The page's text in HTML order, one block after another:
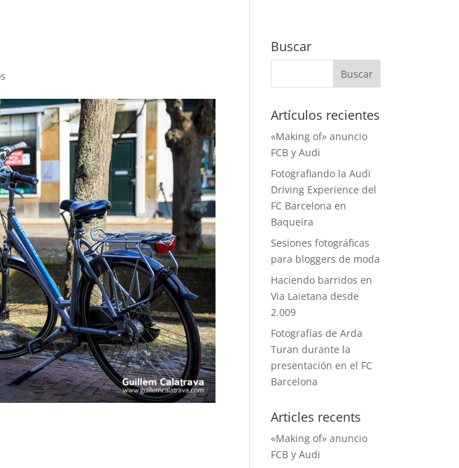
Buscar
Artículos recientes
«Making of» anuncio
FCB y Audi
Fotografiando la Audi
Driving Experience del
FC Barcelona en
Baqueira
Sesiones fotográficas
para bloggers de moda
Haciendo barridos en
Via Laietana desde
2.009
Fotografías de Arda
Turan durante la
presentación en el FC
Barcelona
Articles recents
«Making of» anuncio
FCB y Audi